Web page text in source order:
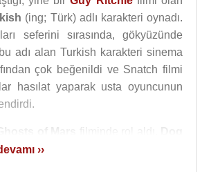
(ing; Türk) adlı karakteri oynadı.
seferini sırasında, gökyüzünde
adı alan Turkish karakteri sinema
çok beğenildi ve Snatch filmi
hasılat yaparak usta oyuncunun
başrol teklifini uğruna geri
››